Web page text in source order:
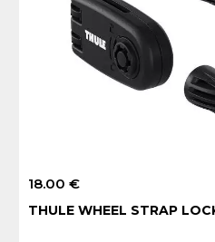
18.00 €
THULE WHEEL STRAP